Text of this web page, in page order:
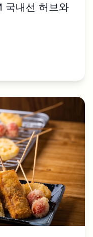
국내선 허브와